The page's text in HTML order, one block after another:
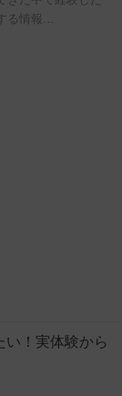
る情報…
い！実体験から